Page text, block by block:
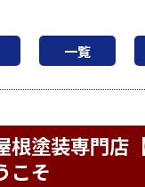
一覧
根塗装専門店
こそ